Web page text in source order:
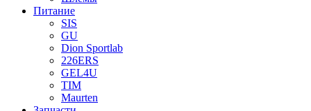
Питание
SIS
GU
Dion Sportlab
226ERS
GEL4U
TIM
Maurten